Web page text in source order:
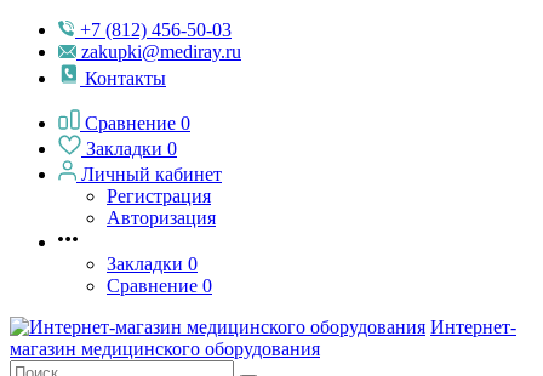
+7 (812) 456-50-03
zakupki@mediray.ru
Контакты
Сравнение 0
Закладки 0
Личный кабинет
Регистрация
Авторизация
Закладки 0
Сравнение 0
Интернет-
магазин медицинского оборудования